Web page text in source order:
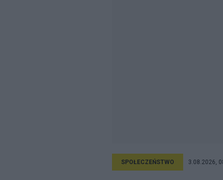
SPOŁECZEŃSTWO 3.08.2026,